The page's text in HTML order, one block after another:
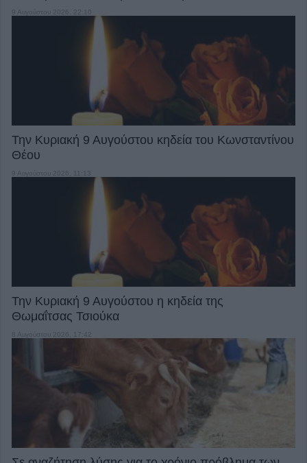
9 Αυγούστου 2026, 22:10
Την Κυριακή 9 Αυγούστου κηδεία του Κωνσταντίνου
Θέου
9 Αυγούστου 2026, 11:13
Την Κυριακή 9 Αυγούστου η κηδεία της
Θωμαΐτσας Τσιούκα
8 Αυγούστου 2026, 17:42